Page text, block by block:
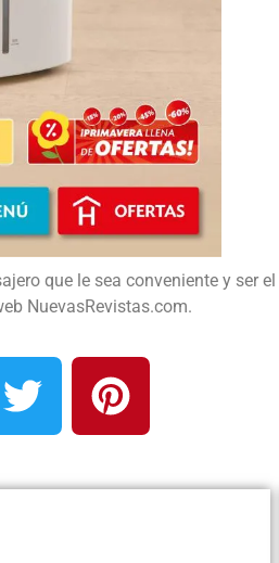
que le sea conveniente y ser
NuevasRevistas.com.